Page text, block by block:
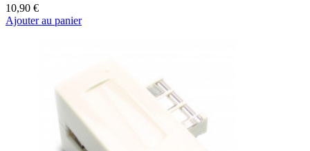
10,90 €
Ajouter au panier